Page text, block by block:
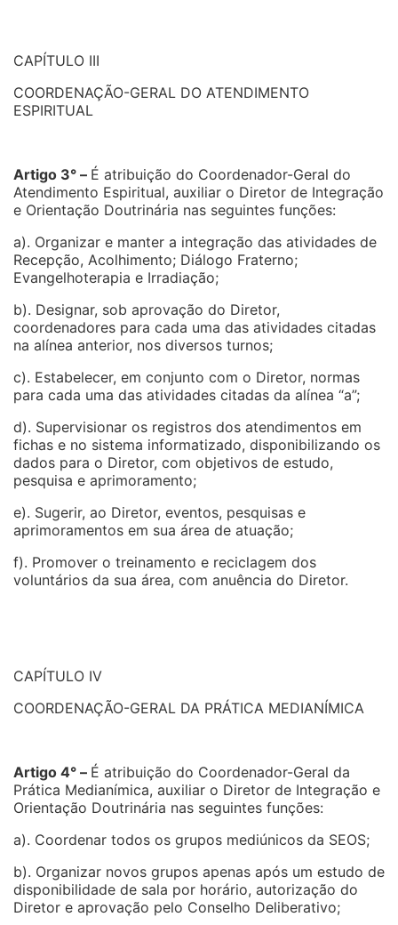
CAPÍTULO III
COORDENAÇÃO-GERAL DO ATENDIMENTO
ESPIRITUAL
Artigo 3° – É atribuição do Coordenador-Geral do
Atendimento Espiritual, auxiliar o Diretor de Integração
e Orientação Doutrinária nas seguintes funções:
a). Organizar e manter a integração das atividades de
Recepção, Acolhimento; Diálogo Fraterno;
Evangelhoterapia e Irradiação;
b). Designar, sob aprovação do Diretor,
coordenadores para cada uma das atividades citadas
na alínea anterior, nos diversos turnos;
c). Estabelecer, em conjunto com o Diretor, normas
para cada uma das atividades citadas da alínea “a”;
d). Supervisionar os registros dos atendimentos em
fichas e no sistema informatizado, disponibilizando os
dados para o Diretor, com objetivos de estudo,
pesquisa e aprimoramento;
e). Sugerir, ao Diretor, eventos, pesquisas e
aprimoramentos em sua área de atuação;
f). Promover o treinamento e reciclagem dos
voluntários da sua área, com anuência do Diretor.
CAPÍTULO IV
COORDENAÇÃO-GERAL DA PRÁTICA MEDIANÍMICA
Artigo 4° – É atribuição do Coordenador-Geral da
Prática Medianímica, auxiliar o Diretor de Integração e
Orientação Doutrinária nas seguintes funções:
a). Coordenar todos os grupos mediúnicos da SEOS;
b). Organizar novos grupos apenas após um estudo de
disponibilidade de sala por horário, autorização do
Diretor e aprovação pelo Conselho Deliberativo;